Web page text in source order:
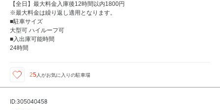
【全日】最大料金入庫後12時間以内1800円
※最大料金は繰り返し適用となります。
■駐車サイズ
大型可 ハイルーフ可
■入出庫可能時間
24時間
25人がお気に入りの駐車場
ID:305040458